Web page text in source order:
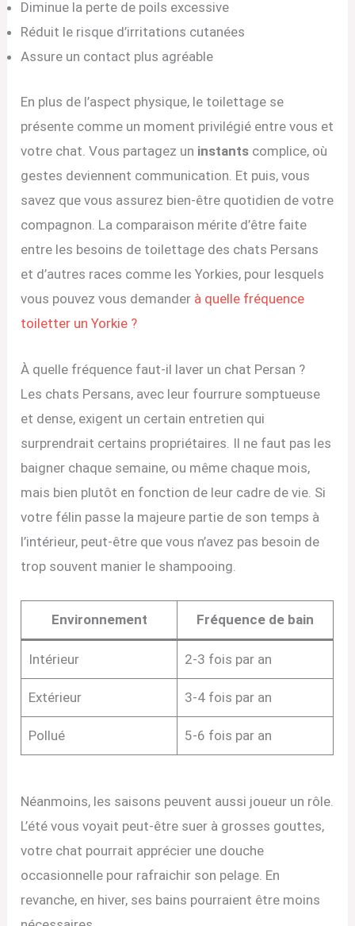
Diminue la perte de poils excessive
Réduit le risque d’irritations cutanées
Assure un contact plus agréable
En plus de l’aspect physique, le toilettage se
présente comme un moment privilégié entre vous et
votre chat. Vous partagez un instants complice, où
gestes deviennent communication. Et puis, vous
savez que vous assurez bien-être quotidien de votre
compagnon. La comparaison mérite d’être faite
entre les besoins de toilettage des chats Persans
et d’autres races comme les Yorkies, pour lesquels
vous pouvez vous demander à quelle fréquence
toiletter un Yorkie ?
À quelle fréquence faut-il laver un chat Persan ?
Les chats Persans, avec leur fourrure somptueuse
et dense, exigent un certain entretien qui
surprendrait certains propriétaires. Il ne faut pas les
baigner chaque semaine, ou même chaque mois,
mais bien plutôt en fonction de leur cadre de vie. Si
votre félin passe la majeure partie de son temps à
l’intérieur, peut-être que vous n’avez pas besoin de
trop souvent manier le shampooing.
Environnement Fréquence de bain
Intérieur 2-3 fois par an
Extérieur 3-4 fois par an
Pollué 5-6 fois par an
Néanmoins, les saisons peuvent aussi joueur un rôle.
L’été vous voyait peut-être suer à grosses gouttes,
votre chat pourrait apprécier une douche
occasionnelle pour rafraichir son pelage. En
revanche, en hiver, ses bains pourraient être moins